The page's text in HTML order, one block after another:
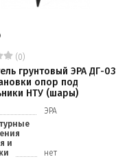
(0)
грунтовый ЭРА ДГ-03
опор под
НТУ (шары)
ЭРА
и
нет